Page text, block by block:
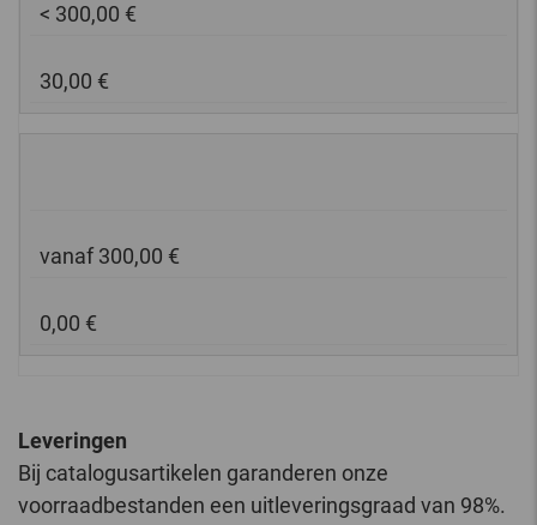
< 300,00 €
30,00 €
vanaf 300,00 €
0,00 €
Leveringen
Bij catalogusartikelen garanderen onze
voorraadbestanden een uitleveringsgraad van 98%.